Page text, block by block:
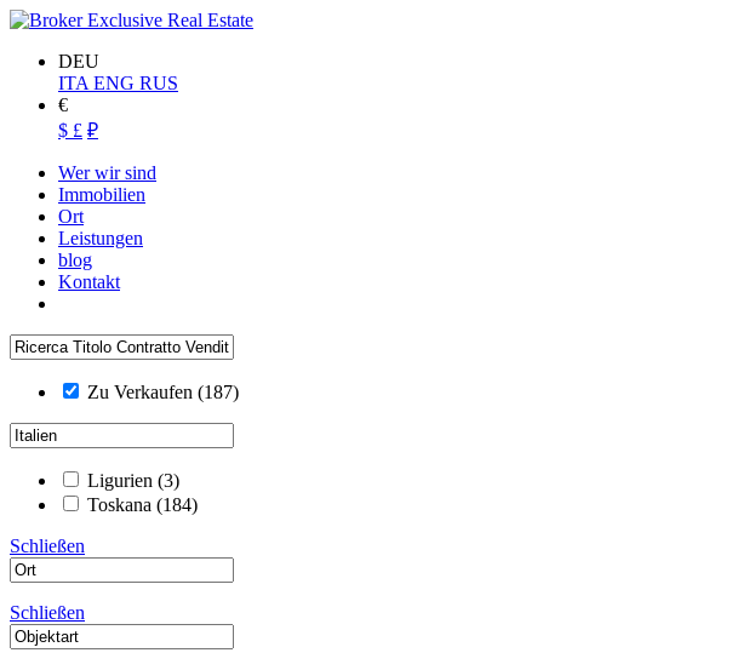
DEU
ITA ENG RUS
€
$ £ ₽
Wer wir sind
Immobilien
Ort
Leistungen
blog
Kontakt
Zu Verkaufen (187)
Ligurien (3)
Toskana (184)
Schließen
Schließen